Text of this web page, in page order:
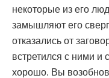
некоторые из его
замышляют его
отказались от
встретился с ними
хорошо. Вы